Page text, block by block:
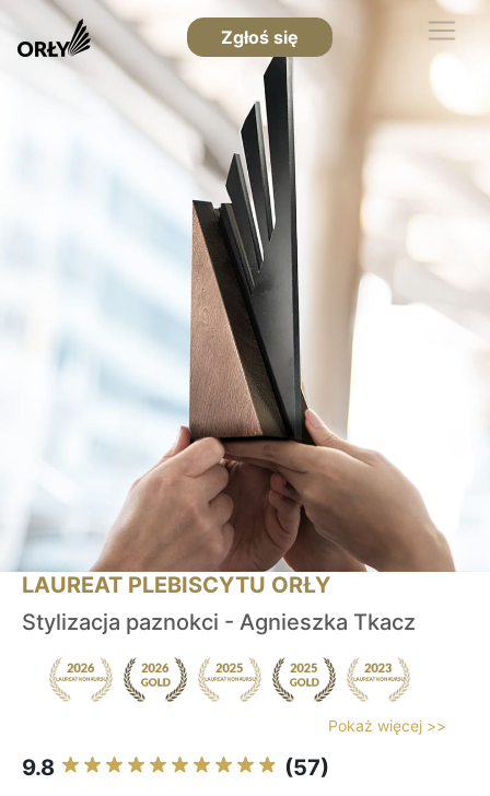
Zgłoś się
LAUREAT PLEBISCYTU ORŁY
Stylizacja paznokci - Agnieszka Tkacz
Pokaż więcej >>
9.8 (57)